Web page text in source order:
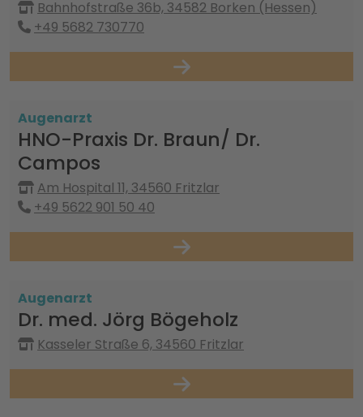
Bahnhofstraße 36b, 34582 Borken (Hessen)
+49 5682 730770
Augenarzt
HNO-Praxis Dr. Braun/ Dr.
Campos
Am Hospital 11, 34560 Fritzlar
+49 5622 901 50 40
Augenarzt
Dr. med. Jörg Bögeholz
Kasseler Straße 6, 34560 Fritzlar